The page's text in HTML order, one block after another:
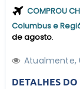
COMPROU
Columbus e
de agosto.
Atualmente,
DETALHES